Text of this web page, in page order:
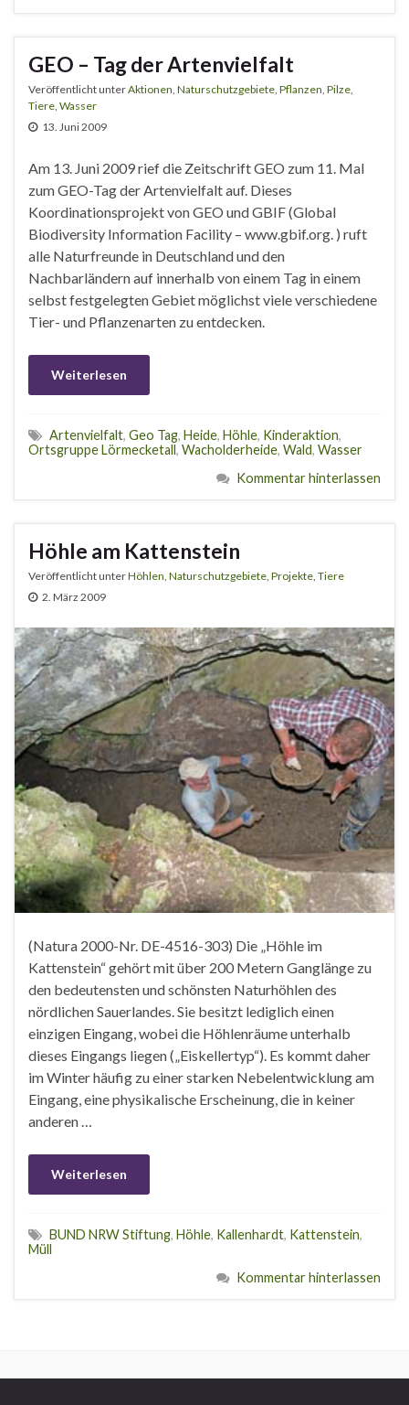
GEO – Tag der Artenvielfalt
Veröffentlicht unterAktionen Naturschutzgebiete Pflanzen Pilze
Tiere Wasser
13. Juni 2009
Am 13. Juni 2009 rief die Zeitschrift GEO zum 11. Mal
zum GEO-Tag der Artenvielfalt auf. Dieses
Koordinationsprojekt von GEO und GBIF (Global
Biodiversity Information Facility – www.gbif.org. ) ruft
alle Naturfreunde in Deutschland und den
Nachbarländern auf innerhalb von einem Tag in einem
selbst festgelegten Gebiet möglichst viele verschiedene
Tier- und Pflanzenarten zu entdecken.
Weiterlesen
Artenvielfalt, Geo Tag, Heide, Höhle, Kinderaktion,
Ortsgruppe Lörmecketall, Wacholderheide, Wald, Wasser
Kommentar hinterlassen
Höhle am Kattenstein
Veröffentlicht unterHöhlen Naturschutzgebiete Projekte Tiere
2. März 2009
(Natura 2000-Nr. DE-4516-303) Die „Höhle im
Kattenstein“ gehört mit über 200 Metern Ganglänge zu
den bedeutensten und schönsten Naturhöhlen des
nördlichen Sauerlandes. Sie besitzt lediglich einen
einzigen Eingang, wobei die Höhlenräume unterhalb
dieses Eingangs liegen („Eiskellertyp“). Es kommt daher
im Winter häufig zu einer starken Nebelentwicklung am
Eingang, eine physikalische Erscheinung, die in keiner
anderen …
Weiterlesen
BUND NRW Stiftung, Höhle, Kallenhardt, Kattenstein,
Müll
Kommentar hinterlassen